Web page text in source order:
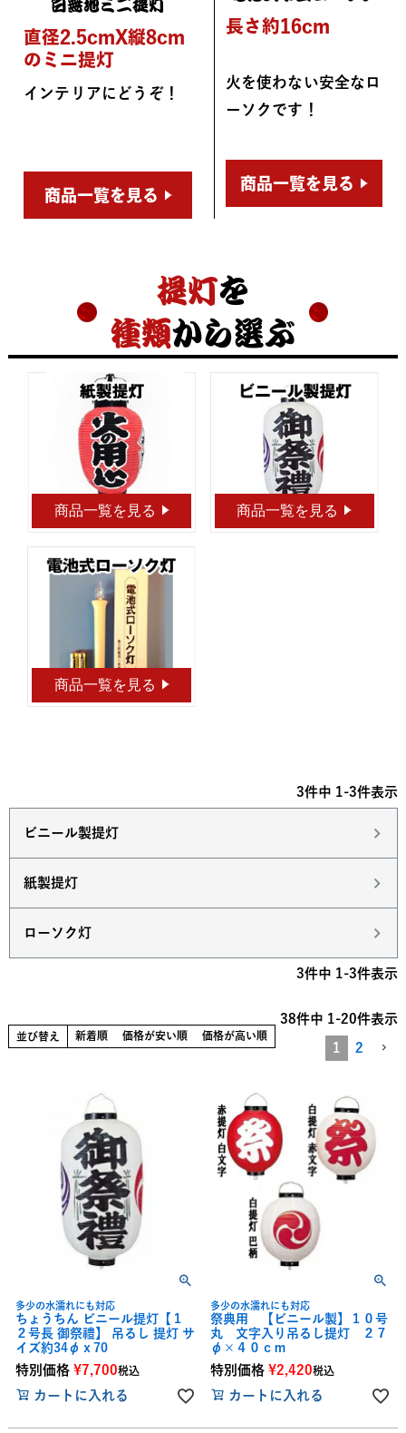
白無地ミニ提灯
直径2.5cmX縦8cm
のミニ提灯
インテリアにどうぞ！
商品一覧を見る
長さ約16cm
火を使わない安全なロ
ーソクです！
商品一覧を見る
提灯を
種類から選ぶ
商品一覧を見る 商品一覧を見る
商品一覧を見る
3件中 1 -3件表示
ビニール製提灯
紙製提灯
ローソク灯
3件中 1-3件表示
並び替え 新着順 価格が安い順 価格が高い順
38件中 1-20件表示
1 2
多少の水濡れにも対応
ちょうちん ビニール提灯【１
２号長 御祭禮】 吊るし 提灯 サ
イズ約34φｘ70
特別価格 ¥7,700税込
カートに入れる
多少の水濡れにも対応
祭典用 【ビニール製】１０号
丸 文字入り吊るし提灯 ２７
φ×４０ｃｍ
特別価格 ¥2,420税込
カートに入れる